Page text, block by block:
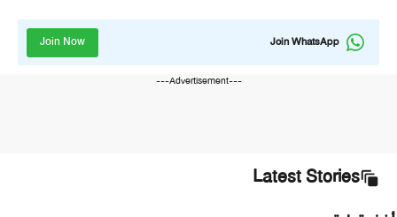
Join WhatsApp
Join Now
---Advertisement---
Latest Stories